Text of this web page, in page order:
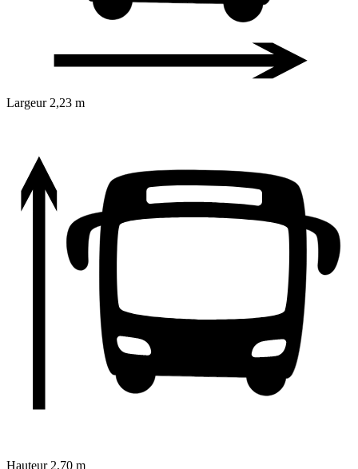
Largeur 2,23 m
Hauteur 2,70 m